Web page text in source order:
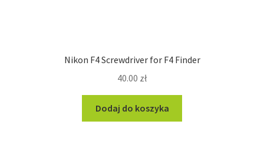
Nikon F4 Screwdriver for F4 Finder
40.00 zł
Dodaj do koszyka